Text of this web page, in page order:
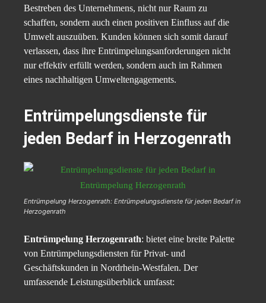
Bestreben des Unternehmens, nicht nur Raum zu
schaffen, sondern auch einen positiven Einfluss auf die
Umwelt auszuüben. Kunden können sich somit darauf
verlassen, dass ihre Entrümpelungsanforderungen nicht
nur effektiv erfüllt werden, sondern auch im Rahmen
eines nachhaltigen Umweltengagements.
Entrümpelungsdienste für
jeden Bedarf in Herzogenrath
Entrümpelung Herzogenrath: Entrümpelungsdienste für jeden Bedarf in
Herzogenrath
Entrümpelung Herzogenrath: bietet eine breite Palette
von Entrümpelungsdiensten für Privat- und
Geschäftskunden in Nordrhein-Westfalen. Der
umfassende Leistungsüberblick umfasst: